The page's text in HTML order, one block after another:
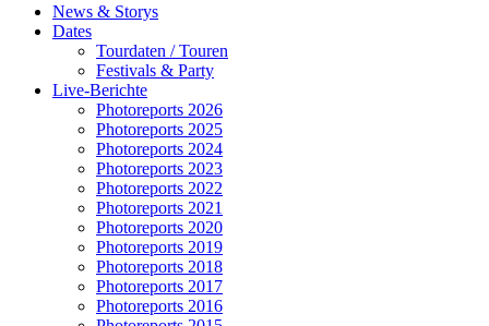
News & Storys
Dates
Tourdaten / Touren
Festivals & Party
Live-Berichte
Photoreports 2026
Photoreports 2025
Photoreports 2024
Photoreports 2023
Photoreports 2022
Photoreports 2021
Photoreports 2020
Photoreports 2019
Photoreports 2018
Photoreports 2017
Photoreports 2016